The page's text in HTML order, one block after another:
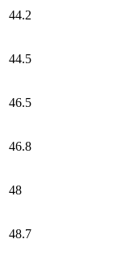
44.2
44.5
46.5
46.8
48
48.7